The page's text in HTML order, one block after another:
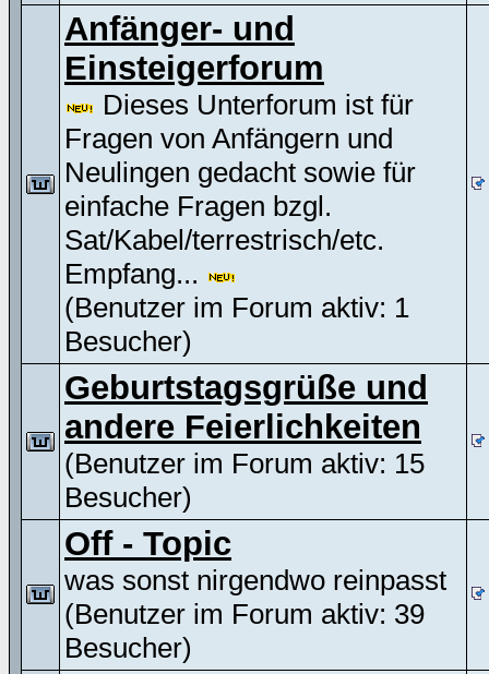
Anfänger- und
Einsteigerforum
Dieses Unterforum ist für
Fragen von Anfängern und
Neulingen gedacht sowie für
einfache Fragen bzgl.
Sat/Kabel/terrestrisch/etc.
Empfang...
(Benutzer im Forum aktiv: 1
Besucher)
Geburtstagsgrüße und
andere Feierlichkeiten
(Benutzer im Forum aktiv: 15
Besucher)
Off - Topic
was sonst nirgendwo reinpasst
(Benutzer im Forum aktiv: 39
Besucher)